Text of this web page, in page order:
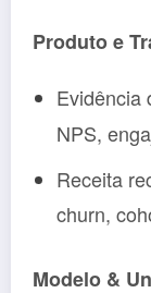
Produto e
Evidência
NPS,
Receita
churn,
Modelo &